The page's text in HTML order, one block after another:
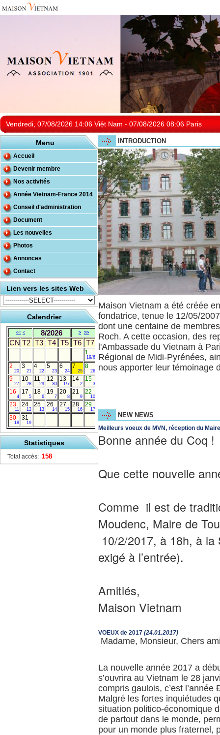
Vendredi, 07/08/2026 14:06 Việt Nam - 07/08/2026 08:06 Paris
Menu
Accueil
Devenir membre
Nos activités
Année Vietnam-France 2014
Conseil d'administration
Document
Les nouvelles
Photos
Annonces
Contact
Lien vers les sites Web
Calendrier
<< < 8/2026 > >>
CN T2 T3 T4 T5 T6 T7
1
19/6
2
20
3
21
4
22
5
23
6
24
7
25
8
26
9
27
10
28
11
29
12
30
13
1/7
14
2
15
3
16
4
17
5
18
6
19
7
20
8
21
9
22
10
23
11
24
12
25
13
26
14
27
15
28
16
29
17
30
18
31
19
Statistiques
Total accès: 158
INTRODUCTION
Maison Vietnam a été créée
fondatrice, tenue le 12/05/
dont une centaine de
Roch. A cette occasion, des
l'Ambassade du Vietnam à
Régional de Midi-Pyrénées,
nous apporter leur témoinage
NEW NEWS
Meilleurs voeux de MVN, réception du
Bonne année du Coq !
Que cette nouvelle
Comme il est de
Moudenc, Maire de
10/2/2017, à 18h, à
exigé à l’entrée).
Amitiés,
Maison Vietnam
VOEUX de 2017 (24.01.2017)
Madame, Monsieur, Chers
La nouvelle année 2017 a
s’ouvrira au Vietnam le 28
compris gaulois, c’est l’année
Malgré les fortes inquiétudes
situation politico-économique
de partout dans le monde,
pour un monde plus fraternel,